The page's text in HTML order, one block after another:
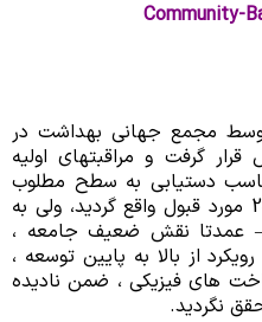
Community-
مجمع جهانی بهداشت در
پذیرش قرار گرفت و مراقبتهای اولیه
دستیابی به سطح مطلوب
سلامت برای همه تا سال 2000 مورد قبول واقع گردید، ولی به
– عمدتا نقش ضعیف جامعه ،
از بالا به پایین توسعه ،
های فیزیکی ، ضمن نادیده
نگردید.